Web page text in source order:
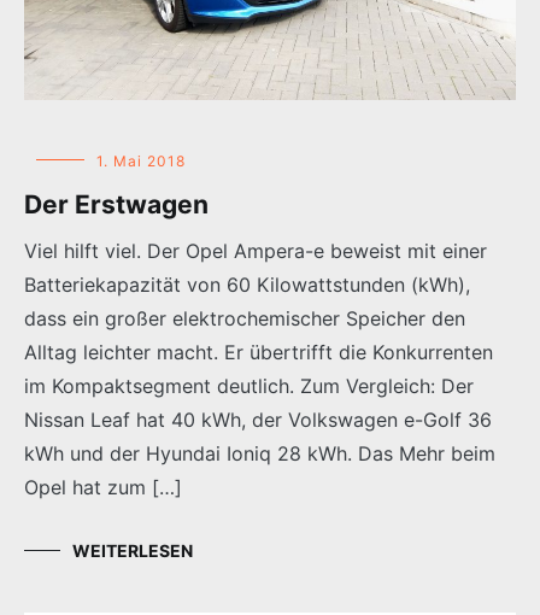
1. Mai 2018
Der Erstwagen
Viel hilft viel. Der Opel Ampera-e beweist mit einer
Batteriekapazität von 60 Kilowattstunden (kWh),
dass ein großer elektrochemischer Speicher den
Alltag leichter macht. Er übertrifft die Konkurrenten
im Kompaktsegment deutlich. Zum Vergleich: Der
Nissan Leaf hat 40 kWh, der Volkswagen e-Golf 36
kWh und der Hyundai Ioniq 28 kWh. Das Mehr beim
Opel hat zum […]
WEITERLESEN